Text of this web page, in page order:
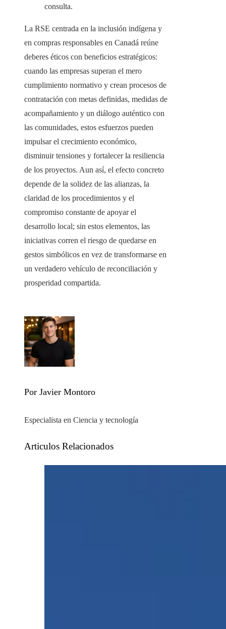
consulta.
La RSE centrada en la inclusión indígena y
en compras responsables en Canadá reúne
deberes éticos con beneficios estratégicos:
cuando las empresas superan el mero
cumplimiento normativo y crean procesos de
contratación con metas definidas, medidas de
acompañamiento y un diálogo auténtico con
las comunidades, estos esfuerzos pueden
impulsar el crecimiento económico,
disminuir tensiones y fortalecer la resiliencia
de los proyectos. Aun así, el efecto concreto
depende de la solidez de las alianzas, la
claridad de los procedimientos y el
compromiso constante de apoyar el
desarrollo local; sin estos elementos, las
iniciativas corren el riesgo de quedarse en
gestos simbólicos en vez de transformarse en
un verdadero vehículo de reconciliación y
prosperidad compartida.
Por Javier Montoro
Especialista en Ciencia y tecnología
Articulos Relacionados